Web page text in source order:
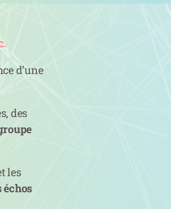
d’une
des
les
échos